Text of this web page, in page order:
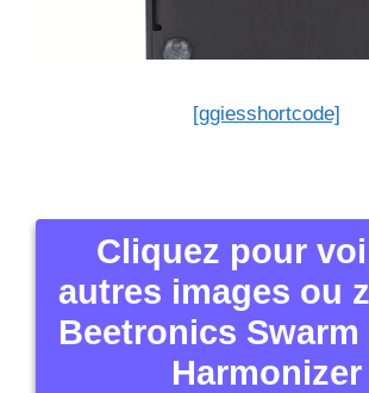
[ggiesshortcode]
Cliquez pour
autres images ou
Beetronics Swarm
Harmonizer